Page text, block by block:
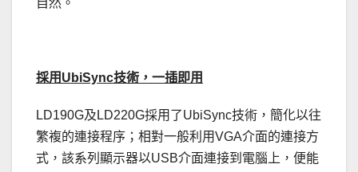
自然。
採用UbiSync技術，一插即用
LD190G及LD220G採用了UbiSync技術，簡化以往
繁複的連接程序；相對一般利用VGA介面的連接方
式，該系列顯示器以USB介面連接到電腦上，便能